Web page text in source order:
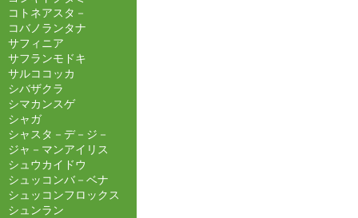
コトネアスタ－
コバノランタナ
サフィニア
サフランモドキ
サルココッカ
シバザクラ
シマカンスゲ
シャガ
シャスタ－デ－ジ－
ジャ－マンアイリス
シュウカイドウ
シュッコンバ－ベナ
シュッコンフロックス
シュンラン